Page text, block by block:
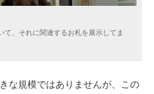
て、それに関連するお札を展示してま
な規模ではありませんが、この